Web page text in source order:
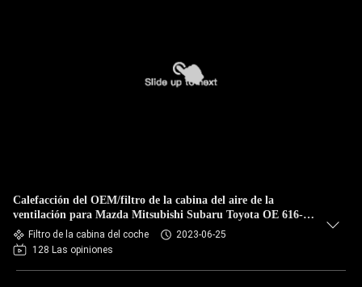
Calefacción del OEM/filtro de la cabina del aire de la
ventilación para Mazda Mitsubishi Subaru Toyota OE 616-
24875 63210-AG000 63210
Filtro de la cabina del coche
2023-06-25
128 Las opiniones